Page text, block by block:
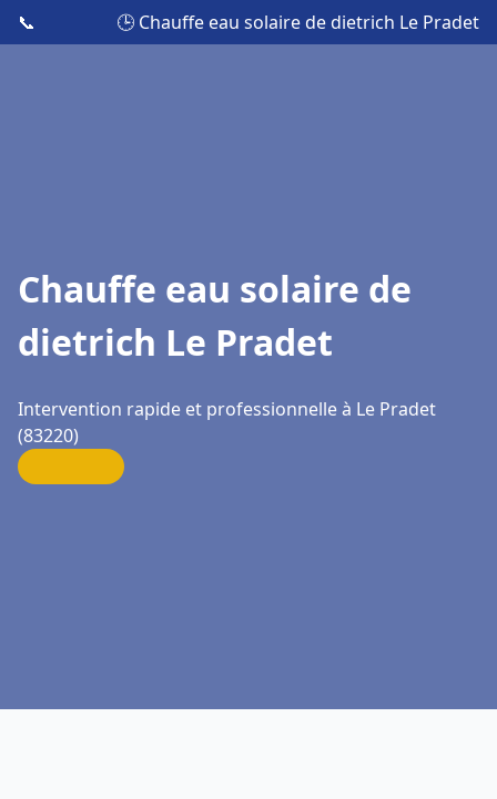
📞 🕒 Chauffe eau solaire de dietrich Le Pradet
Chauffe eau solaire de
dietrich Le Pradet
Intervention rapide et professionnelle à Le Pradet
(83220)